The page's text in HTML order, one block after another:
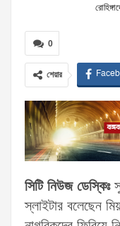
0
শেয়ার
সিটি নিউজ ডেস্কিঃ
স্লাইটার বলেছেন